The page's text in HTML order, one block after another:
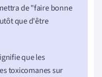
de "faire bonne
que d'être
que les
toxicomanes sur